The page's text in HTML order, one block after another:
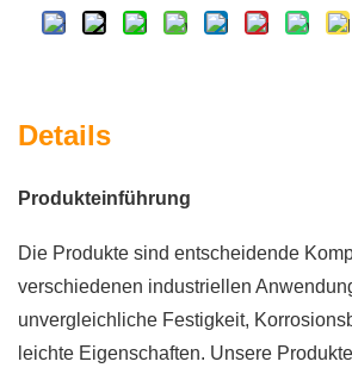
Details
Produkteinführung
Die Produkte sind entscheidende
verschiedenen industriellen
unvergleichliche Festigkeit,
leichte Eigenschaften. Unsere